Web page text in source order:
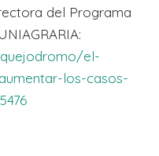
del Programa
el-
los-casos-